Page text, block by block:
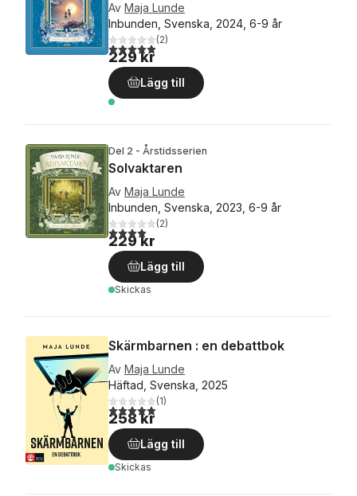
Av Maja Lunde
Inbunden, Svenska, 2024, 6-9 år
5,0utav 5 stjärnor. Totalt antal röster:
(2)
229 kr
Lägg till
Del 2 - Årstidsserien
Solvaktaren
Av Maja Lunde
Inbunden, Svenska, 2023, 6-9 år
4,0utav 5 stjärnor. Totalt antal röster:
(2)
229 kr
Lägg till
Skickas
Skärmbarnen : en debattbok
Av Maja Lunde
Häftad, Svenska, 2025
5,0utav 5 stjärnor. Totalt antal röster:
(1)
258 kr
Lägg till
Skickas